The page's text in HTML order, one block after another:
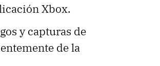
Xbox.
y capturas de
de la